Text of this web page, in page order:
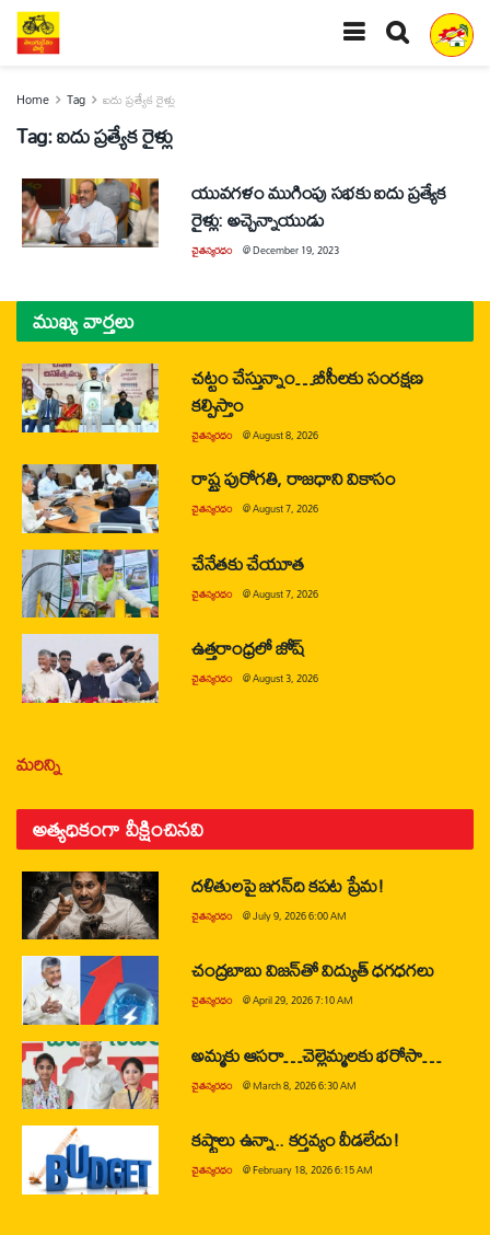
Home Tag ఐదు ప్రత్యేక రైళ్లు
Tag:ఐదు ప్రత్యేక రైళ్లు
యువగళం ముగింపు సభకు ఐదు ప్రత్యేక
రైళ్లు: అచ్చెన్నాయుడు
చైతన్యరధం @December 19, 2023
ముఖ్య వార్తలు
చట్టం చేస్తున్నాం…బీసీలకు సంరక్షణ
కల్పిస్తాం
చైతన్యరధం @August 8, 2026
రాష్ట్ర పురోగతి, రాజధాని వికాసం
చైతన్యరధం @August 7, 2026
చేనేతకు చేయూత
చైతన్యరధం @August 7, 2026
ఉత్తరాంధ్రలో జోష్
చైతన్యరధం @August 3, 2026
మరిన్ని
అత్యధికంగా వీక్షించినవి
దళితులపై జగన్‌ది కపట ప్రేమ!
చైతన్యరధం @July 9, 2026 6:00 AM
చంద్రబాబు విజన్‌తో విద్యుత్ ధగధగలు
చైతన్యరధం @April 29, 2026 7:10 AM
అమ్మకు ఆసరా…చెల్లెమ్మలకు భరోసా…
చైతన్యరధం @March 8, 2026 6:30 AM
కష్టాలు ఉన్నా.. కర్తవ్యం వీడలేదు!
చైతన్యరధం @February 18, 2026 6:15 AM